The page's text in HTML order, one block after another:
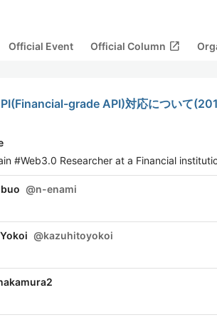
Official Event Official Column open_in_new
grade API)対応について
#Web3.0 Researcher at a Financial
@n-enami
@kazuhitoyokoi